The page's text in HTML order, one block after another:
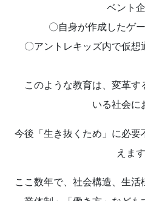
ベント企
〇自身が作成したゲー
〇アントレキッズ内で仮想
このような教育は、変革す
いる社会に
今後「生き抜くため」に必
えます
ここ数年で、社会構造、生